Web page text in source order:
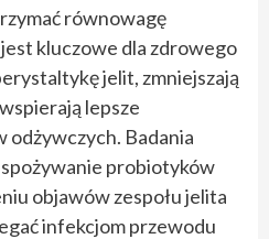
równowagę
kluczowe dla zdrowego
jelit, zmniejszają
lepsze
odżywczych. Badania
probiotyków
objawów zespołu jelita
infekcjom przewodu